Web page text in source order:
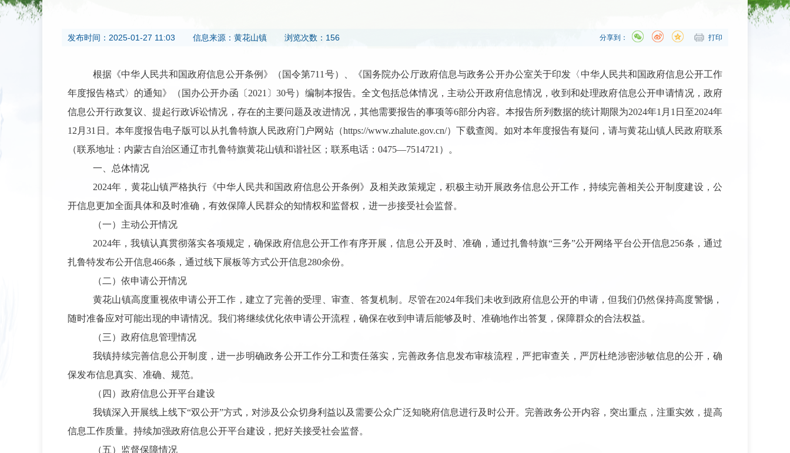
发布时间： 2025-01-27 11:03 信息来源： 黄花山镇 浏览次数：156 打印
分享到：
根据《中华人民共和国政府信息公开条例》 （ 国令第711 号）、
《国务院办公厅政府信息与政务公开办公室关于印发〈中华人民共和国政府信息公开工作
年度报告格式〉的通知》（国办公开办函〔 2021 〕30号）编制本报告。全文包括总体情况，主动公开政府信息情况，收到和处理政府信息公开申请情况，政府
信息公开行政复议、提起行政诉讼情况，存在的主要问题及改进情况，其他需要报告的事项等6部分内容。本报告所列数据的统计期限为2024年1 月 1 日至2024年
12 月31 日。本年度报告电子版可以从扎鲁特旗人民政府门户网站（https://www.zhalute.gov.cn/）下载查阅。如对本年度报告有疑问，请与黄花山镇人民政府联系
（联系地址：内蒙古自治区通辽市扎鲁特旗黄花山镇和谐社区；联系电话： 0475—7514721 ）。
一、总体情况
2024年，黄花山镇严格执行《中华人民共和国政府信息公开条例》及相关政策规定，积极主动开展政务信息公开工作，持续完善相关公开制度建设，公
开信息更加全面具体和及时准确，有效保障人民群众的知情权和监督权，进一步接受社会监督。
（一）主动公开情况
2024年，我镇认真贯彻落实各项规定，确保政府信息公开工作有序开展，信息公开及时、准确，通过扎鲁特旗“三务”公开网络平台公开信息256条，通过
扎鲁特发布公开信息466条，通过线下展板等方式公开信息280余份。
（二）依申请公开情况
黄花山镇高度重视依申请公开工作，建立了完善的受理、审查、答复机制。尽管在2024年我们未收到政府信息公开的申请，但我们仍然保持高度警惕，
随时准备应对可能出现的申请情况。我们将继续优化依申请公开流程，确保在收到申请后能够及时、准确地作出答复，保障群众的合法权益。
（三）政府信息管理情况
我镇持续完善信息公开制度，进一步明确政务公开工作分工和责任落实，完善政务信息发布审核流程，严把审查关，严厉杜绝涉密涉敏信息的公开，确
保发布信息真实、准确、规范。
（四） 政府信息公开平台建设
我镇深入开展线上线下“双公开”方式，对涉及公众切身利益以及需要公众广泛知晓府信息进行及时公开。完善政务公开内容，突出重点，注重实效，提高
信息工作质量。持续加强政府信息公开平台建设，把好关接受社会监督。
（五）监督保障情况